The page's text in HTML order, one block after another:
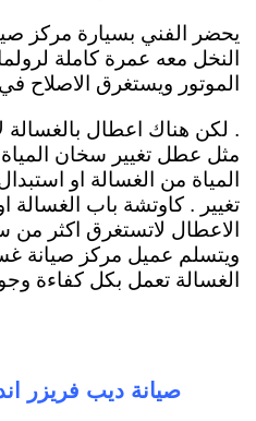
يحضر الفني بسيارة مركز
النخل معه عمرة كاملة
الموتور ويستغرق الاصلاح
. لكن هناك اعطال بالغسالة
مثل عطل تغيير سخان
المياة من الغسالة او
تغيير . كاوتشة باب الغسالة
ويتسلم عميل مركز صيانة
الغسالة تعمل بكل كفاءة
صيانة ديب فريزر